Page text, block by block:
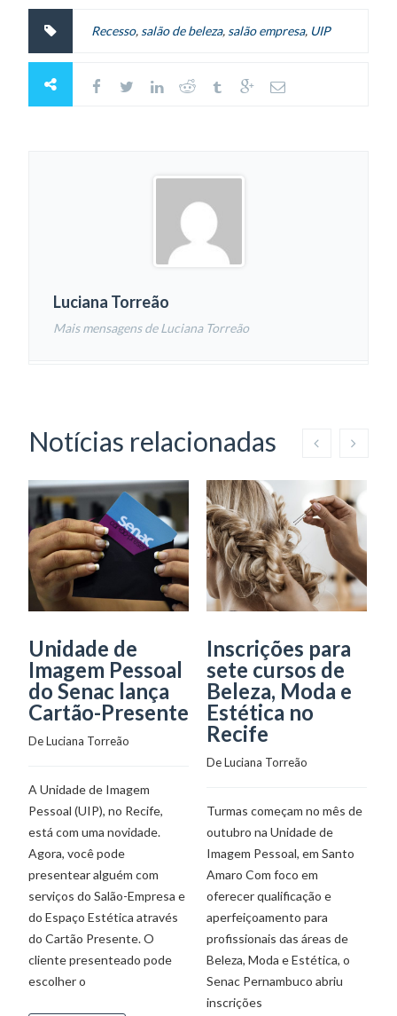
Recesso, salão de beleza, salão empresa, UIP
Luciana Torreão
Mais mensagens de Luciana Torreão
Notícias relacionadas
Unidade de
Imagem Pessoal
do Senac lança
Cartão-Presente
De Luciana Torreão
A Unidade de Imagem
Pessoal (UIP), no Recife,
está com uma novidade.
Agora, você pode
presentear alguém com
serviços do Salão-Empresa e
do Espaço Estética através
do Cartão Presente. O
cliente presenteado pode
escolher o
Inscrições para
sete cursos de
Beleza, Moda e
Estética no
Recife
De Luciana Torreão
Turmas começam no mês de
outubro na Unidade de
Imagem Pessoal, em Santo
Amaro Com foco em
oferecer qualificação e
aperfeiçoamento para
profissionais das áreas de
Beleza, Moda e Estética, o
Senac Pernambuco abriu
inscrições